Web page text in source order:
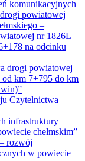
komunikacyjnych
powiatowej
–
nr 1826L
na odcinku
drogi powiatowej
km 7+795 do km
Czytelnictwa
infrastruktury
chełmskim”
rozwój
w powiecie